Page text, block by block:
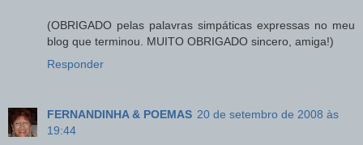
(OBRIGADO pelas palavras simpáticas expressas no meu
blog que terminou. MUITO OBRIGADO sincero, amiga!)
Responder
FERNANDINHA & POEMAS 20 de setembro de 2008 às
19:44